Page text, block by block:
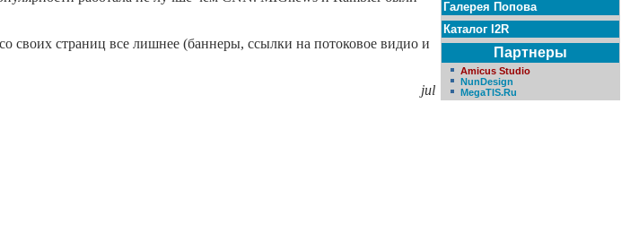
своих страниц все лишнее (баннеры, ссылки на потоковое видио и
jul
Галерея Попова
Каталог I2R
Партнеры
Amicus Studio
NunDesign
MegaTIS.Ru